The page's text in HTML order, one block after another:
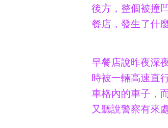
後方，整個被撞
餐店，發生了什
早餐店說昨夜深
時被一輛高速直
車格內的車子，
又聽說警察有來